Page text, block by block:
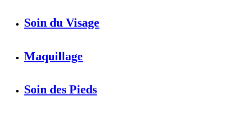
Soin du Visage
Maquillage
Soin des Pieds